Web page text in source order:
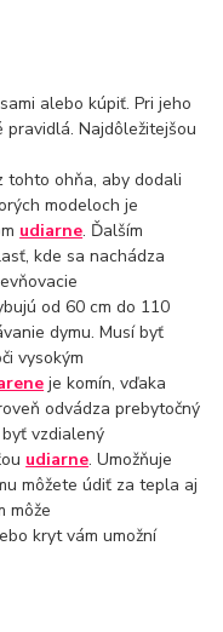
alebo kúpiť. Pri jeho
Najdôležitejšou
tohto ohňa, aby dodali
modeloch je
udiarne. Ďalším
kde sa nachádza
od 60 cm do 110
dymu. Musí byť
vysokým
je komín, vďaka
odvádza prebytočný
vzdialený
udiarne. Umožňuje
môžete údiť za tepla aj
môže
kryt vám umožní